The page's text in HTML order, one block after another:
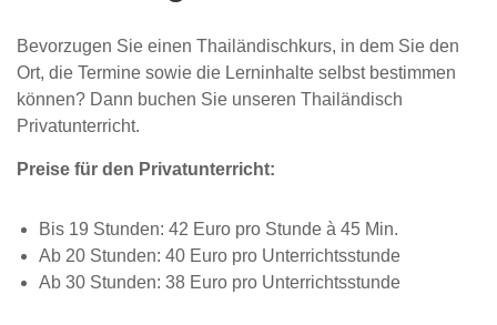
Bevorzugen Sie einen Thailändischkurs, in dem Sie den
Ort, die Termine sowie die Lerninhalte selbst bestimmen
können? Dann buchen Sie unseren Thailändisch
Privatunterricht.
Preise für den Privatunterricht:
Bis 19 Stunden: 42 Euro pro Stunde à 45 Min.
Ab 20 Stunden: 40 Euro pro Unterrichtsstunde
Ab 30 Stunden: 38 Euro pro Unterrichtsstunde